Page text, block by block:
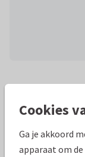
Cookies
Ga je akkoord
apparaat om